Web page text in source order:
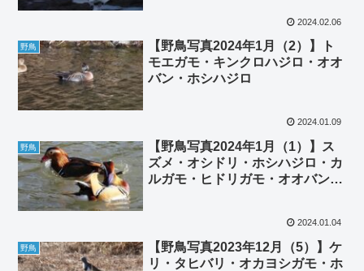
2024.02.06
野鳥
【野鳥写真2024年1月（2）】ト
モエガモ・キンクロハジロ・オオ
バン・ホシハジロ
2024.01.09
野鳥
【野鳥写真2024年1月（1）】ス
ズメ・オシドリ・ホシハジロ・カ
ルガモ・ヒドリガモ・オオバン・
2024.01.04
野鳥
【野鳥写真2023年12月（5）】ケ
リ・タヒバリ・オカヨシガモ・ホ